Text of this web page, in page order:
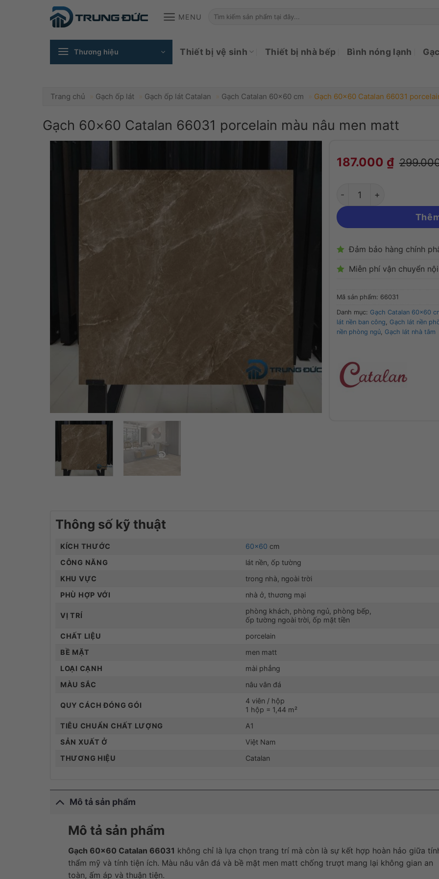
MENU
Tìm
Thương hiệu Thiết bị vệ sinh Thiết bị nhà bếp Bình nóng lạnh
Trang chủ » Gạch ốp lát » Gạch ốp lát Catalan » Gạch Catalan 60x60 cm » Gạch 60×60 Catalan 66031
Gạch 60×60 Catalan 66031 porcelain màu nâu men matt
187.000 ₫
Gạch 60x60
Đảm bảo hàng chính
Miễn phí vận chuyển
Mã sản phẩm: 66031
Danh mục: Gạch Catalan 60x60
lát nền ban công
Gạch lát nền
nền phòng ngủ Gạch lát nhà tắm
Thông số kỹ thuật
KÍCH THƯỚC 60×60 cm
CÔNG NĂNG
lát nền, ốp tường
KHU VỰC
trong nhà, ngoài trời
PHÙ HỢP VỚI
nhà ở, thương mại
VỊ TRÍ
phòng khách, phòng ngủ, phòng bếp,
ốp tường ngoài trời, ốp mặt tiền
CHẤT LIỆU
porcelain
BỀ MẶT
men matt
LOẠI CẠNH
mài phẳng
MÀU SẮC
nâu vân đá
QUY CÁCH ĐÓNG GÓI
4 viên / hộp
1 hộp = 1,44 m²
TIÊU CHUẨN CHẤT LƯỢNG
A1
SẢN XUẤT Ở
Việt Nam
THƯƠNG HIỆU
Catalan
Mô tả sản phẩm
Mô tả sản phẩm
Gạch 60×60 Catalan 66031 không chỉ là lựa chọn trang trí mà còn là sự kết hợp hoàn hảo giữa
thẩm mỹ và tính tiện ích. Màu nâu vân đá và bề mặt men matt chống trượt mang lại không gian an
toàn, ấm áp và thuận tiện.